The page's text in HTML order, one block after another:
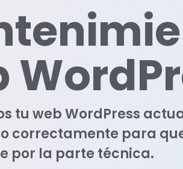
tu web WordPress
correctamente para
por la parte técnica.